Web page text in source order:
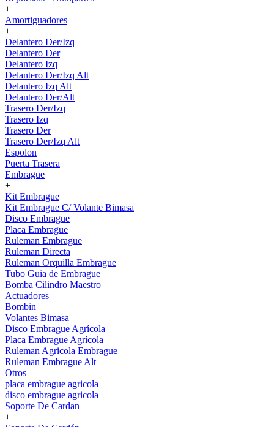
+
Amortiguadores
+
Delantero Der/Izq
Delantero Der
Delantero Izq
Delantero Der/Izq Alt
Delantero Izq Alt
Delantero Der/Alt
Trasero Der/Izq
Trasero Izq
Trasero Der
Trasero Der/Izq Alt
Espolon
Puerta Trasera
Embrague
+
Kit Embrague
Kit Embrague C/ Volante Bimasa
Disco Embrague
Placa Embrague
Ruleman Embrague
Ruleman Directa
Ruleman Orquilla Embrague
Tubo Guia de Embrague
Bomba Cilindro Maestro
Actuadores
Bombin
Volantes Bimasa
Disco Embrague Agrícola
Placa Embrague Agrícola
Ruleman Agricola Embrague
Ruleman Embrague Alt
Otros
placa embrague agricola
disco embrague agricola
Soporte De Cardan
+